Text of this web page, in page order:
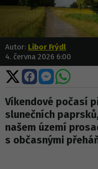
Autor: Libor Frýdl
4. června 2026 6:00
Sdílet
na
X
Sdílet
na
Facebooku
Sdílet
na
Sdílet
Víkendové počasí
slunečních
našem území
s občasnými